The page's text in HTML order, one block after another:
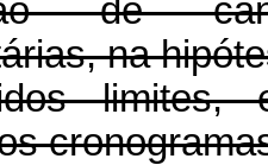
de
na
limites,